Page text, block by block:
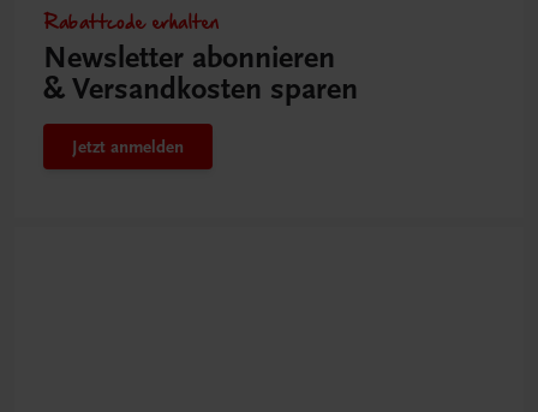
Rabattcode erhalten
Newsletter abonnieren
& Versandkosten sparen
Jetzt anmelden